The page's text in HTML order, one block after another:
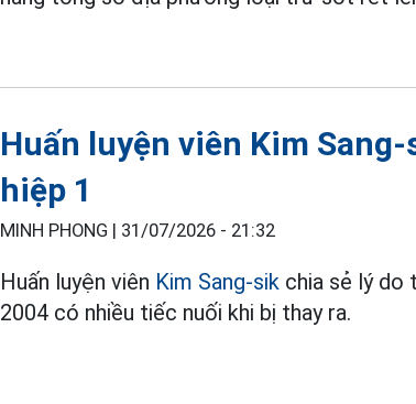
Huấn luyện viên Kim
hiệp 1
MINH PHONG | 31/07/2026 - 21:32
Huấn luyện viên Kim Sang-sik chia sẻ lý do
2004 có nhiều tiếc nuối khi bị thay ra.